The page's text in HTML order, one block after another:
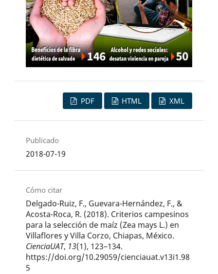
PDF HTML XML
Publicado
2018-07-19
Cómo citar
Delgado-Ruiz, F., Guevara-Hernández, F., &
Acosta-Roca, R. (2018). Criterios campesinos
para la selección de maíz (Zea mays L.) en
Villaflores y Villa Corzo, Chiapas, México.
CienciaUAT, 13(1), 123–134.
https://doi.org/10.29059/cienciauat.v13i1.98
5